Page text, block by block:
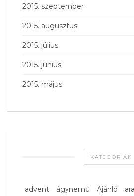
2015. szeptember
2015. augusztus
2015. július
2015. június
2015. május
KATEGÓRIÁK
advent ágynemű Ajánló